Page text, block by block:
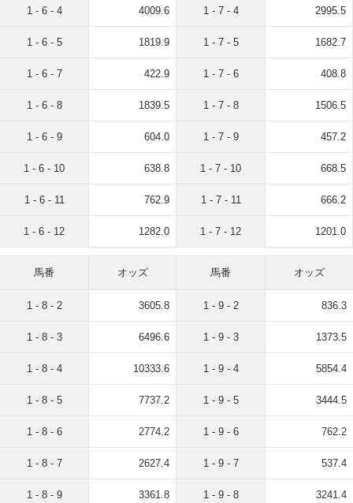
1 - 6 - 4 4009.6
1 - 6 - 5 1819.9
1 - 6 - 7 422.9
1 - 6 - 8 1839.5
1 - 6 - 9 604.0
1 - 6 - 10 638.8
1 - 6 - 11 762.9
1 - 6 - 12 1282.0
1 - 7 - 4 2995.5
1 - 7 - 5 1682.7
1 - 7 - 6 408.8
1 - 7 - 8 1506.5
1 - 7 - 9 457.2
1 - 7 - 10 668.5
1 - 7 - 11 666.2
1 - 7 - 12 1201.0
馬番 オッズ
1 - 8 - 2 3605.8
1 - 8 - 3 6496.6
1 - 8 - 4 10333.6
1 - 8 - 5 7737.2
1 - 8 - 6 2774.2
1 - 8 - 7 2627.4
1 - 8 - 9 3361.8
馬番 オッズ
1 - 9 - 2 836.3
1 - 9 - 3 1373.5
1 - 9 - 4 5854.4
1 - 9 - 5 3444.5
1 - 9 - 6 762.2
1 - 9 - 7 537.4
1 - 9 - 8 3241.4